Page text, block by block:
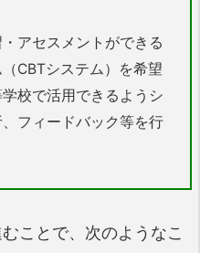
アセスメントができる
CBTシステム）を希望
校で活用できるようシ
フィードバック等を行
ことで、次のようなこ